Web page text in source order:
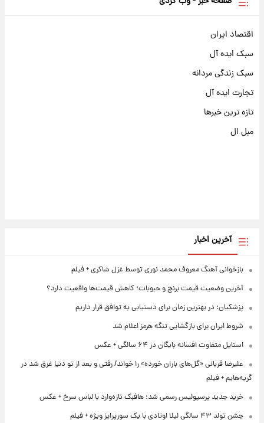
اقتصاد ایران
سبک ایده آل
سبک زندگی مردانه
تجارت ایده آل
تازه ترین خبرها
مبل ال
آخرین اخبار
بازخوانی آهنگ معروف محمد نوری توسط غزل شاکری + فیلم
آخرین وضعیت قیمت برنج و حبوبات؛ کاهش قیمت‌ها واقعیت دارد؟
پزشکیان: در بهترین زمان برای دستیابی به توافق قرار داریم
شروط ایران برای بازگشایی تنگه هرمز اعلام شد
استایل متفاوت افسانه بایگان در ۶۴ سالگی + عکس
علیرضا قربانی «گل‌های باران خورده» را خواند/ رفتی و بعد از تو دنیا غرق شد در
گریه‌هایم + فیلم
خرید جدید پرسپولیس رسمی شد؛ هافبک تازه‌وارد با لباس سرخ + عکس
جشن تولد ۴۳ سالگی لیلا اوتادی با یک سورپرایز ویژه + فیلم